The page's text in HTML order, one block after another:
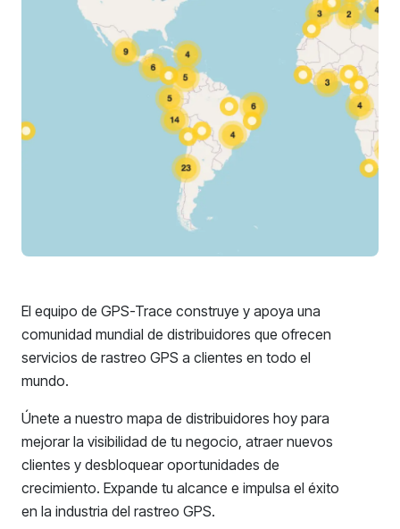
El equipo de GPS-Trace construye y apoya una
comunidad mundial de distribuidores que ofrecen
servicios de rastreo GPS a clientes en todo el
mundo.
Únete a nuestro mapa de distribuidores hoy para
mejorar la visibilidad de tu negocio, atraer nuevos
clientes y desbloquear oportunidades de
crecimiento. Expande tu alcance e impulsa el éxito
en la industria del rastreo GPS.